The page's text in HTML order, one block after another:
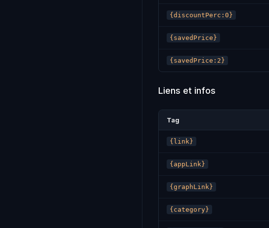
{discountPerc:0}
{savedPrice}
{savedPrice:2}
Liens et infos
Tag
{link}
{appLink}
{graphLink}
{category}